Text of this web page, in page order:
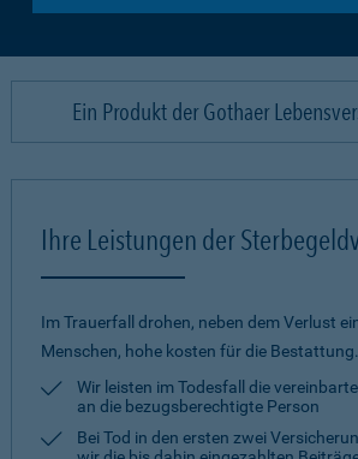
Ein Produkt der Gothaer
Ihre Leistungen der
Im Trauerfall drohen, neben dem Verlust
Menschen, hohe kosten für die Bestattung.
Wir leisten im Todesfall die
an die bezugsberechtigte Person
Bei Tod in den ersten zwei